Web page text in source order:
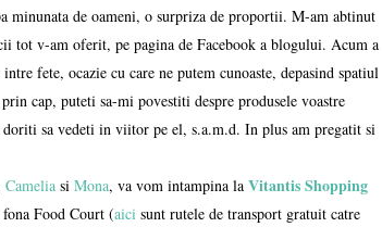
minunata de oameni, o surpriza de proportii. M-am abtinut
tot v-am oferit, pe pagina de Facebook a blogului. Acum a
fete, ocazie cu care ne putem cunoaste, depasind spatiul
cap, puteti sa-mi povestiti despre produsele voastre
doriti sa vedeti in viitor pe el, s.a.m.d. In plus am pregatit si
Camelia si Mona, va vom intampina la Vitantis Shopping
Food Court (aici sunt rutele de transport gratuit catre